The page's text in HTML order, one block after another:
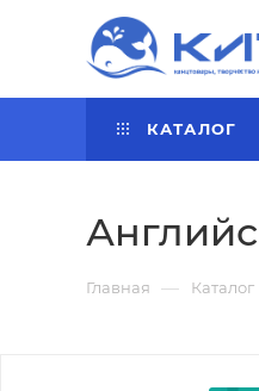
КАТАЛОГ
Главная — Каталог